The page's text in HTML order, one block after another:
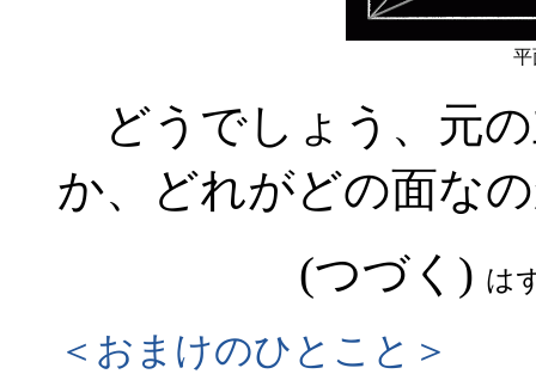
平
どうでしょう、元
か、どれがどの面な
(つづく) は
＜おまけのひとこと＞